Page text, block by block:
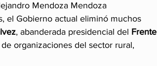
Mendoza Mendoza
el Gobierno actual eliminó muchos
, abanderada presidencial del Frente
organizaciones del sector rural,